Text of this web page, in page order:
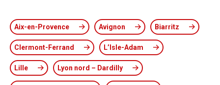
Aix-en-Provence Avignon Biarritz
Clermont-Ferrand L’Isle-Adam
Lille Lyon nord – Dardilly